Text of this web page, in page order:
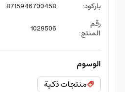
باركود:
8715946700458
رقم
المنتج:
1029506
الوسوم
منتجات ذكية